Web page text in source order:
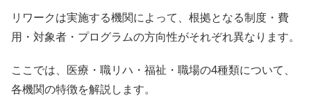
リワークは実施する機関によって、根拠となる制度・費
用・対象者・プログラムの方向性がそれぞれ異なります。
ここでは、医療・職リハ・福祉・職場の4種類について、
各機関の特徴を解説します。